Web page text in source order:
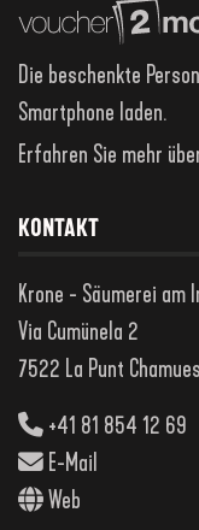
Die beschenkte
Smartphone laden.
Erfahren Sie mehr
KONTAKT
Krone - Säumerei am
Via Cumünela 2
7522 La Punt
+41 81 854 12 69
E-Mail
Web